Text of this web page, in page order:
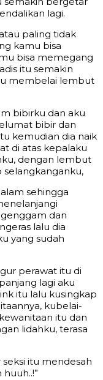
lagi.
paling tidak
kamu bisa
bisa memegang
itu semakin
membelai lembut
bibirku dan aku
bibir dan
kemudian dia naik
di atas kepalaku
dengan lembut
sehingga
dan
lalu dia
yang sudah
perawat itu di
lagi aku
itu lalu kusingkap
kubelai-
itu dan
lidahku, terasa
seksi itu mendesah